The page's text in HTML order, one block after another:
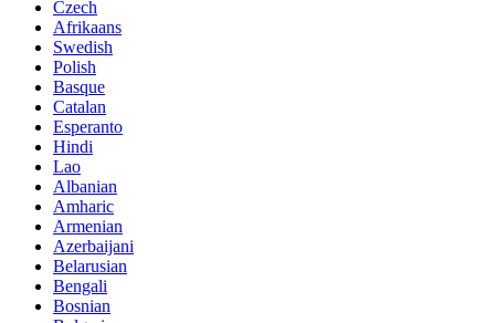
Czech
Afrikaans
Swedish
Polish
Basque
Catalan
Esperanto
Hindi
Lao
Albanian
Amharic
Armenian
Azerbaijani
Belarusian
Bengali
Bosnian